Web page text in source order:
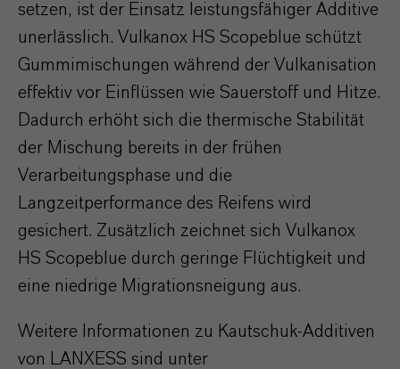
setzen, ist der Einsatz leistungsfähiger Additive
unerlässlich. Vulkanox HS Scopeblue schützt
Gummimischungen während der Vulkanisation
effektiv vor Einflüssen wie Sauerstoff und Hitze.
Dadurch erhöht sich die thermische Stabilität
der Mischung bereits in der frühen
Verarbeitungsphase und die
Langzeitperformance des Reifens wird
gesichert. Zusätzlich zeichnet sich Vulkanox
HS Scopeblue durch geringe Flüchtigkeit und
eine niedrige Migrationsneigung aus.
Weitere Informationen zu Kautschuk-Additiven
von LANXESS sind unter